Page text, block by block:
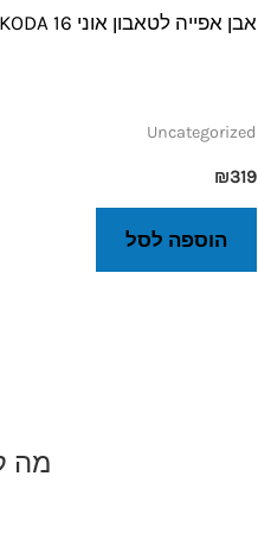
אבן אפייה לטאבון אוני OONI KODA 16
Uncategorized
₪319
הוספה לסל
מה